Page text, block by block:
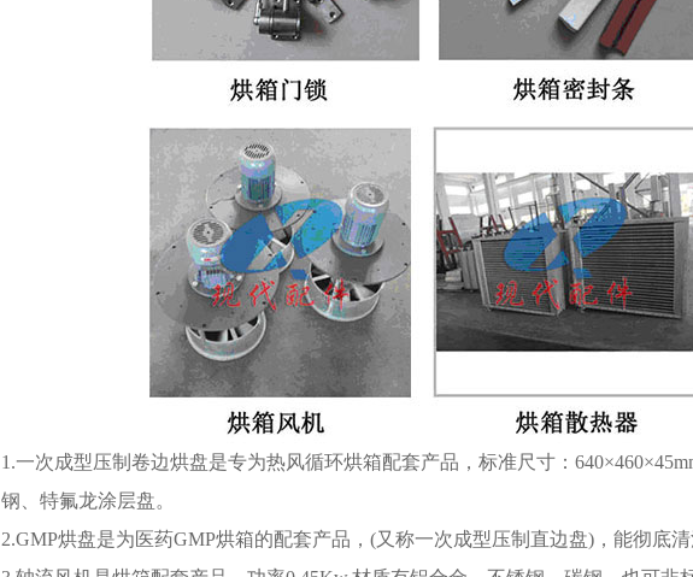
1.一次成型压制卷边烘盘是专为热风循环烘箱配套产品，标准尺寸：
钢、特氟龙涂层盘。
2.GMP烘盘是为医药GMP烘箱的配套产品，(又称一次成型压制直边盘)，能彻底